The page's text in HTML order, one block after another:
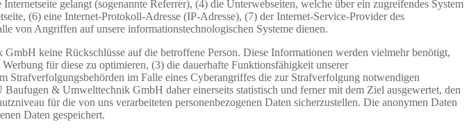
gelangt (sogenannte Referrer), (4) die Unterwebseiten, welche über ein zugreifendes System
(6) eine Internet-Protokoll-Adresse (IP-Adresse), (7) der Internet-Service-Provider des
von Angriffen auf unsere informationstechnologischen Systeme dienen.
keine Rückschlüsse auf die betroffene Person. Diese Informationen werden vielmehr benötigt,
für diese zu optimieren, (3) die dauerhafte Funktionsfähigkeit unserer
Strafverfolgungsbehörden im Falle eines Cyberangriffes die zur Strafverfolgung notwendigen
& Umwelttechnik GmbH daher einerseits statistisch und ferner mit dem Ziel ausgewertet, den
für die von uns verarbeiteten personenbezogenen Daten sicherzustellen. Die anonymen Daten
Daten gespeichert.